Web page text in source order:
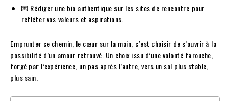
💌 Rédiger une bio authentique sur les sites de rencontre pour
refléter vos valeurs et aspirations.
Emprunter ce chemin, le cœur sur la main, c’est choisir de s’ouvrir à la
possibilité d’un amour retrouvé. Un choix issu d’une volonté farouche,
forgé par l’expérience, un pas après l’autre, vers un sol plus stable,
plus sain.